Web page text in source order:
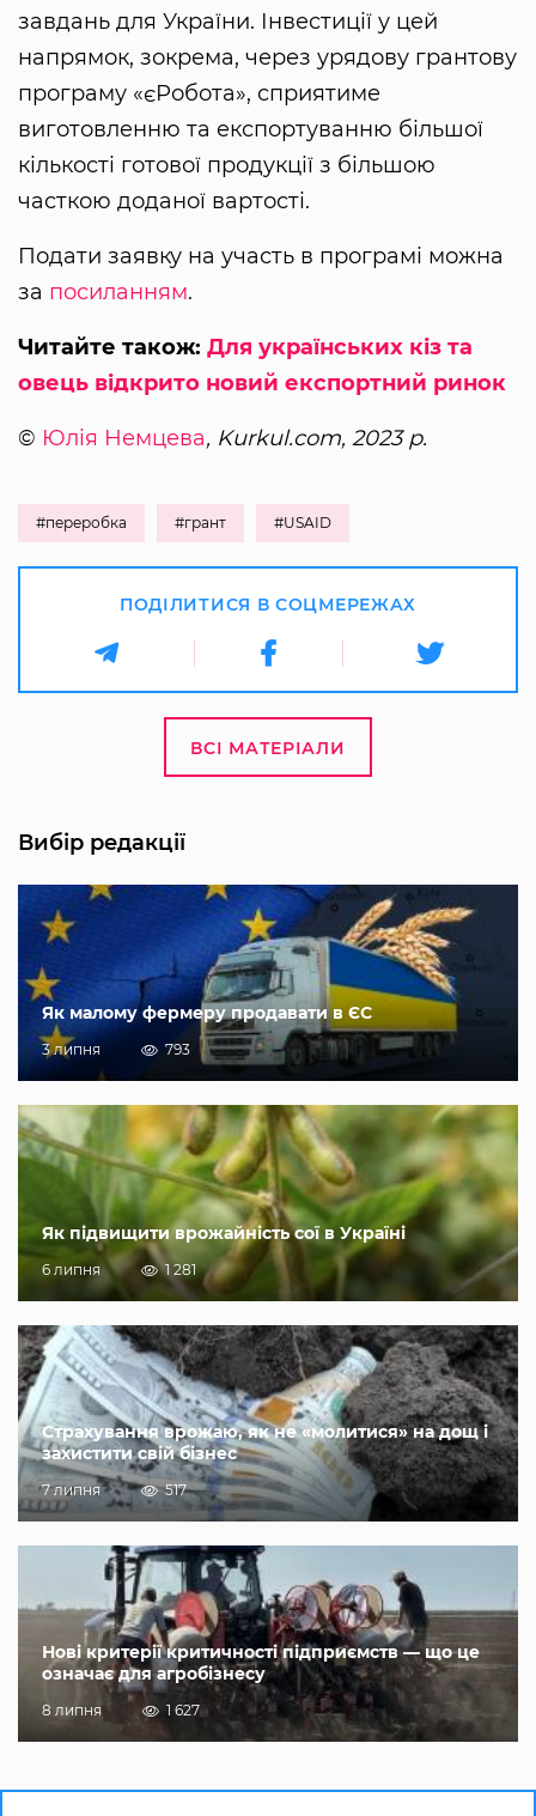
завдань для України. Інвестиції у цей
напрямок, зокрема, через урядову грантову
програму «єРобота», сприятиме
виготовленню та експортуванню більшої
кількості готової продукції з більшою
часткою доданої вартості.
Подати заявку на участь в програмі можна
за посиланням.
Читайте також: Для українських кіз та
овець відкрито новий експортний ринок
© Юлія Немцева, Kurkul.com, 2023 р.
#переробка #грант #USAID
ПОДІЛИТИСЯ В СОЦМЕРЕЖАХ
ВСІ МАТЕРІАЛИ
Вибір редакції
Як малому фермеру продавати в ЄС
3 липня 793
Як підвищити врожайність сої в Україні
6 липня 1 281
Страхування врожаю, як не «молитися» на дощ і
захистити свій бізнес
7 липня 517
Нові критерії критичності підприємств — що це
означає для агробізнесу
8 липня 1 627